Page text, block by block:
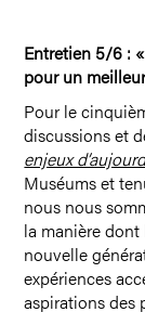
Entretien 5/6 : «
pour un
Pour le
discussions et
enjeux
Muséums et
nous nous
la manière
nouvelle
expériences
aspirations des